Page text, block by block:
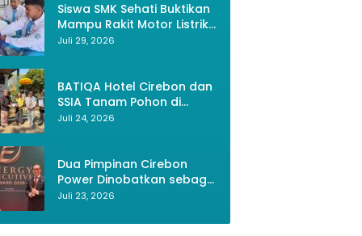
Siswa SMK Sehati Buktikan
Mampu Rakit Motor Listrik,
Wujud Kemerdekaan RI
Muda
Juli 29, 2026
BATIQA Hotel Cirebon dan
SSIA Tanam Pohon di
Keraton Kacirebonan,
Juli 24, 2026
Dua Pimpinan Cirebon
Power Dinobatkan sebagai
Tokoh Energi
Juli 23, 2026